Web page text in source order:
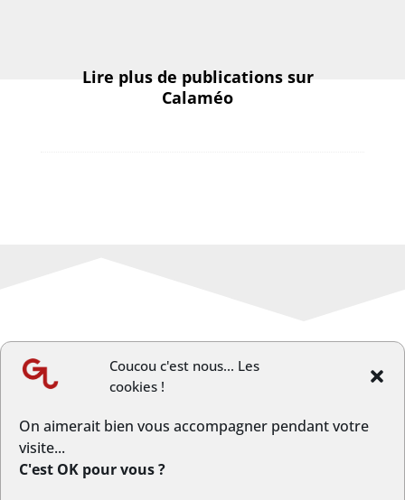
Coucou c'est nous... Les
cookies !
On aimerait bien vous accompagner pendant votre
visite...
C'est OK pour vous ?
Lire plus de publications sur
Calaméo
Article précèdent